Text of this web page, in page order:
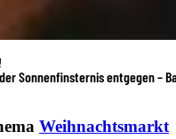
Sonnenfinsternis entgegen –
Weihnachtsmarkt